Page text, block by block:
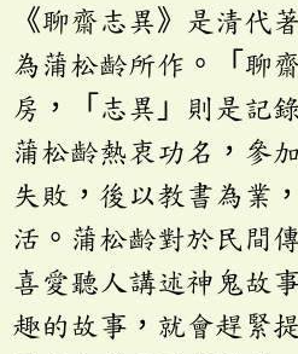
《聊齋志異》是清代
為蒲松齡所作。「聊
房，「志異」則是記
蒲松齡熱衷功名，參
失敗，後以教書為業
活。蒲松齡對於民間
喜愛聽人講述神鬼故
趣的故事，就會趕緊